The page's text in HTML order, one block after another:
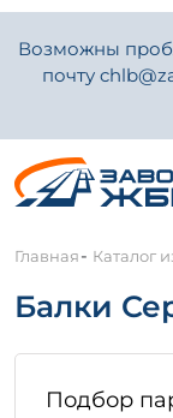
Возможны
почту
Главная- Каталог
Балки
Подбор